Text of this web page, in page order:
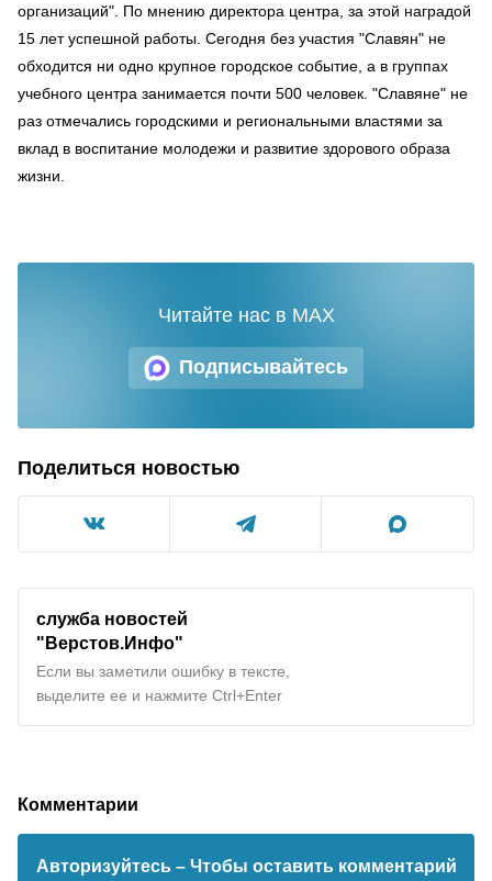
организаций". По мнению директора центра, за этой наградой
15 лет успешной работы. Сегодня без участия "Славян" не
обходится ни одно крупное городское событие, а в группах
учебного центра занимается почти 500 человек. "Славяне" не
раз отмечались городскими и региональными властями за
вклад в воспитание молодежи и развитие здорового образа
жизни.
Подписывайтесь
Читайте нас в MAX
Поделиться новостью
служба новостей
"Верстов.Инфо"
Если вы заметили ошибку в тексте,
выделите ее и нажмите Ctrl+Enter
Комментарии
Авторизуйтесь – Чтобы оставить комментарий